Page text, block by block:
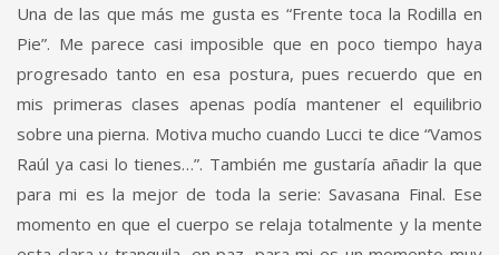
Una de las que más me gusta es “Frente toca la Rodilla en
Pie”. Me parece casi imposible que en poco tiempo haya
progresado tanto en esa postura, pues recuerdo que en
mis primeras clases apenas podía mantener el equilibrio
sobre una pierna. Motiva mucho cuando Lucci te dice “Vamos
Raúl ya casi lo tienes…”. También me gustaría añadir la que
para mi es la mejor de toda la serie: Savasana Final. Ese
momento en que el cuerpo se relaja totalmente y la mente